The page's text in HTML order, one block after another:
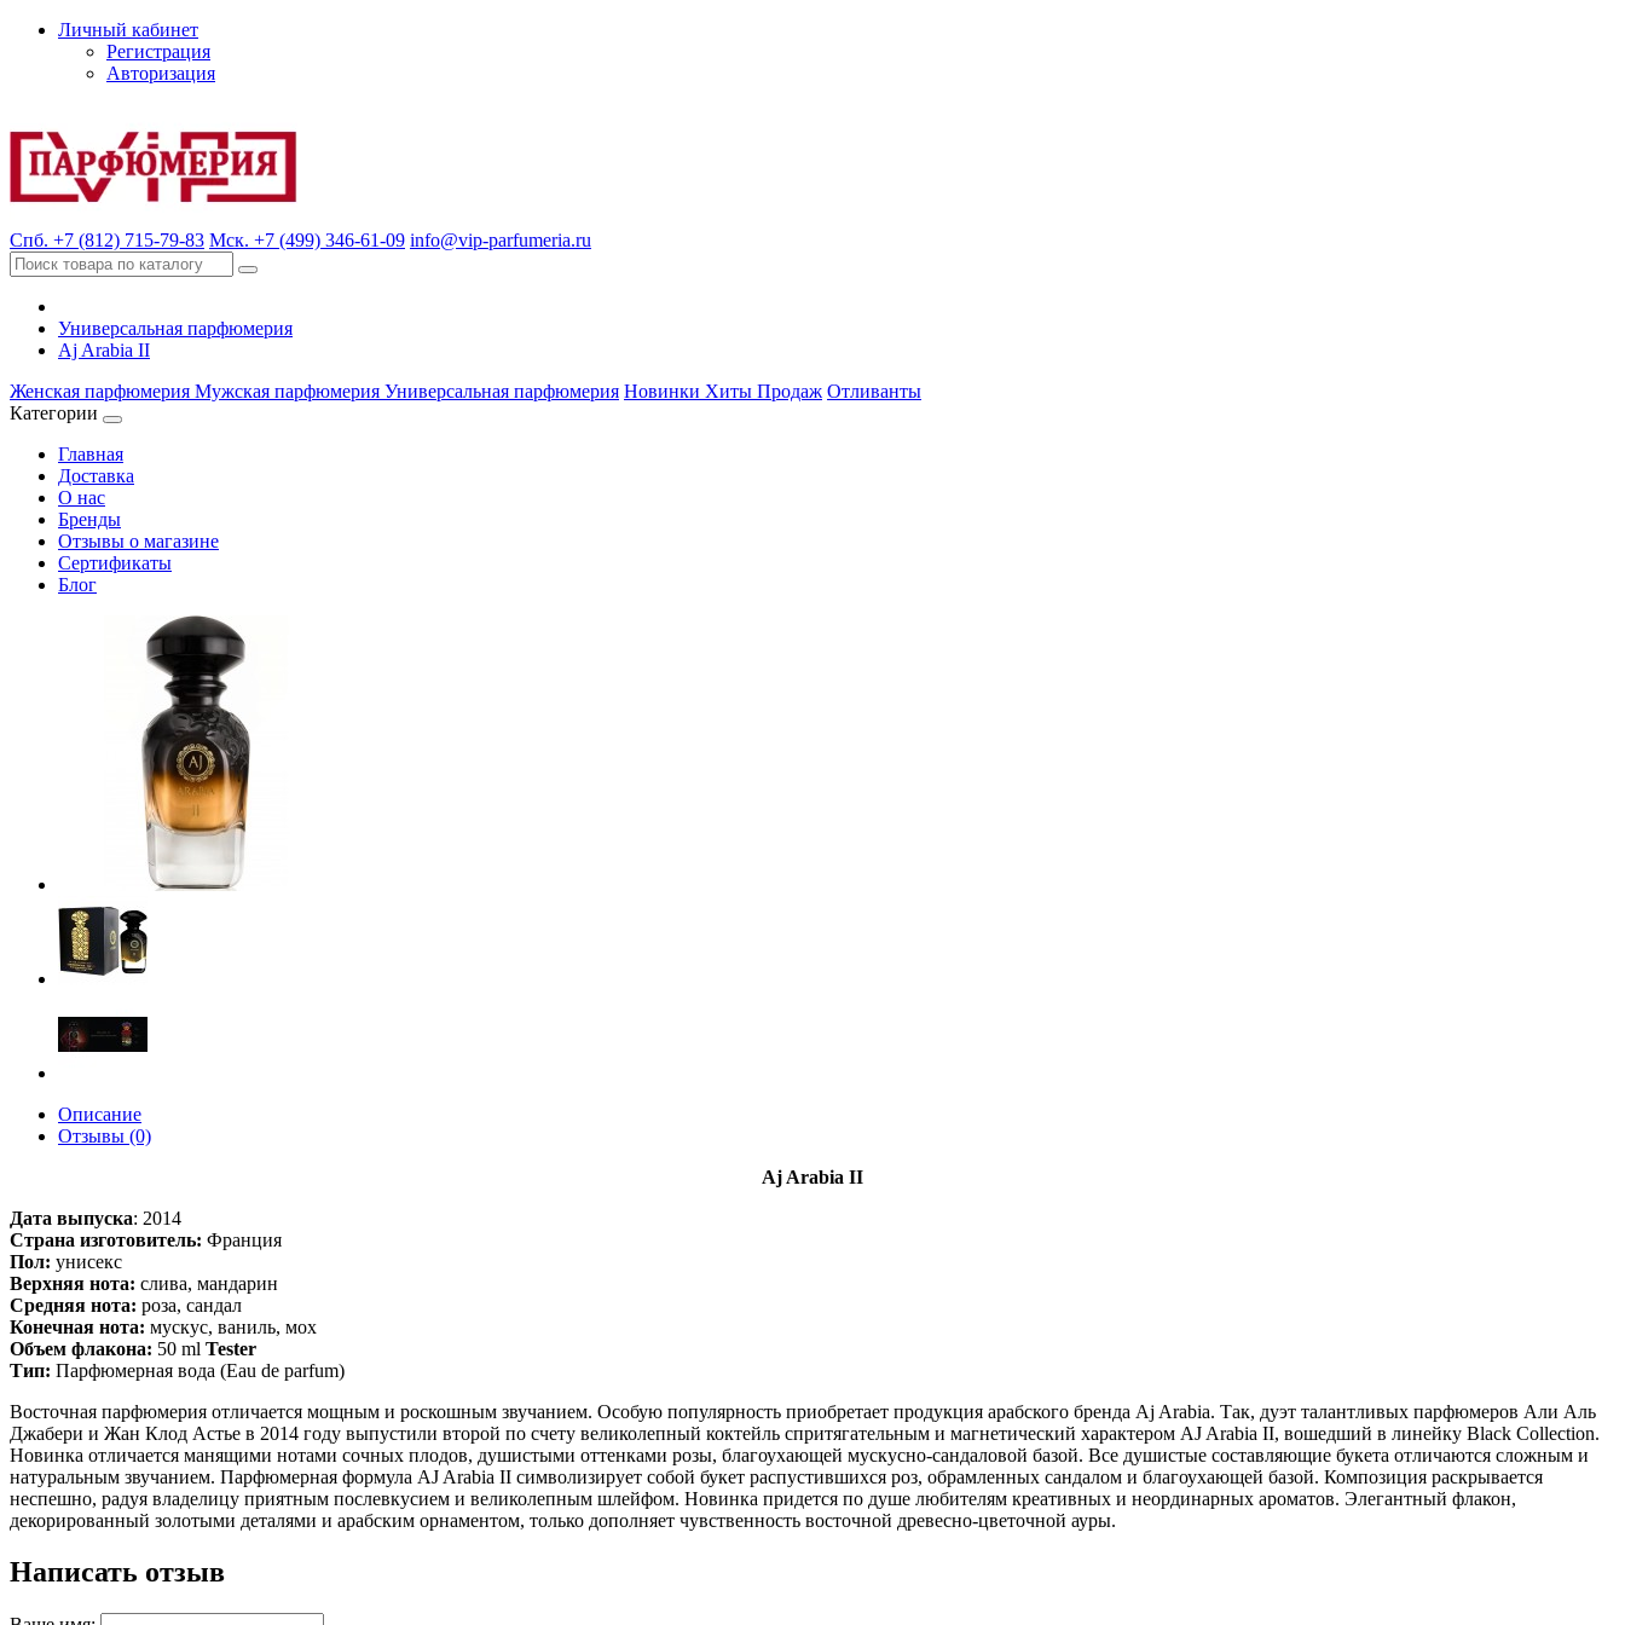
Личный кабинет
Регистрация
Авторизация
Спб. +7 (812) 715-79-83 Мск. +7 (499) 346-61-09 info@vip-parfumeria.ru
Универсальная парфюмерия
Aj Arabia II
Женская парфюмерия Мужская парфюмерия Универсальная парфюмерия Новинки Хиты Продаж Отливанты
Категории
Главная
Доставка
О нас
Бренды
Отзывы о магазине
Сертификаты
Блог
Описание
Отзывы (0)
Aj Arabia II
Дата выпуска: 2014
Страна изготовитель: Франция
Пол: унисекс
Верхняя нота: слива, мандарин
Средняя нота: роза, сандал
Конечная нота: мускус, ваниль, мох
Объем флакона: 50 ml Tester
Тип: Парфюмерная вода (Eau de parfum)
Восточная парфюмерия отличается мощным и роскошным звучанием. Особую популярность приобретает продукция арабского бренда Aj Arabia. Так, дуэт талантливых парфюмеров Али Аль
Джабери и Жан Клод Астье в 2014 году выпустили второй по счету великолепный коктейль спритягательным и магнетический характером AJ Arabia II, вошедший в линейку Black Collection.
Новинка отличается манящими нотами сочных плодов, душистыми оттенками розы, благоухающей мускусно-сандаловой базой. Все душистые составляющие букета отличаются сложным и
натуральным звучанием. Парфюмерная формула AJ Arabia II символизирует собой букет распустившихся роз, обрамленных сандалом и благоухающей базой. Композиция раскрывается
неспешно, радуя владелицу приятным послевкусием и великолепным шлейфом. Новинка придется по душе любителям креативных и неординарных ароматов. Элегантный флакон,
декорированный золотыми деталями и арабским орнаментом, только дополняет чувственность восточной древесно-цветочной ауры.
Написать отзыв